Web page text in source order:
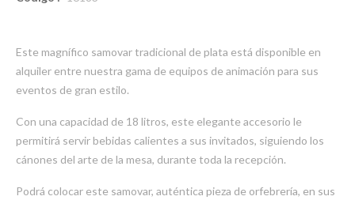
Este magnífico samovar tradicional de plata está disponible en
alquiler entre nuestra gama de equipos de animación para sus
eventos de gran estilo.
Con una capacidad de 18 litros, este elegante accesorio le
permitirá servir bebidas calientes a sus invitados, siguiendo los
cánones del arte de la mesa, durante toda la recepción.
Podrá colocar este samovar, auténtica pieza de orfebrería, en sus